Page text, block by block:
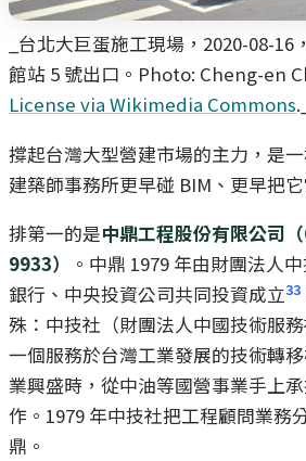
_台北大巨蛋施工現場，2020-08-
館站 5 號出口。Photo: Cheng-en
License via Wikimedia Commons._
撐起台灣大型營建市場的主力，是
建築師事務所更早碰 BIM、更早把
排第一的是中鼎工程股份有限公司
9933）
。中鼎 1979 年由財團法人
銀行、中央投資公司共同投資成立33
殊：中技社（財團法人中國技術服
一個服務於台灣工業發展的技術轉
業興盛時，從中油等國營事業手上
作。1979 年中技社把工程顧問業務
鼎。